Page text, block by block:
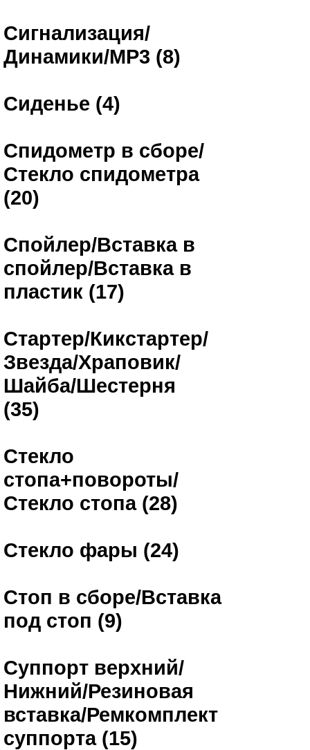
Сигнализация/
Динамики/MP3 (8)
Сиденье (4)
Спидометр в сборе/
Стекло спидометра
(20)
Спойлер/Вставка в
спойлер/Вставка в
пластик (17)
Стартер/Кикстартер/
Звезда/Храповик/
Шайба/Шестерня
(35)
Стекло
стопа+повороты/
Стекло стопа (28)
Стекло фары (24)
Стоп в сборе/Вставка
под стоп (9)
Суппорт верхний/
Нижний/Резиновая
вставка/Ремкомплект
суппорта (15)